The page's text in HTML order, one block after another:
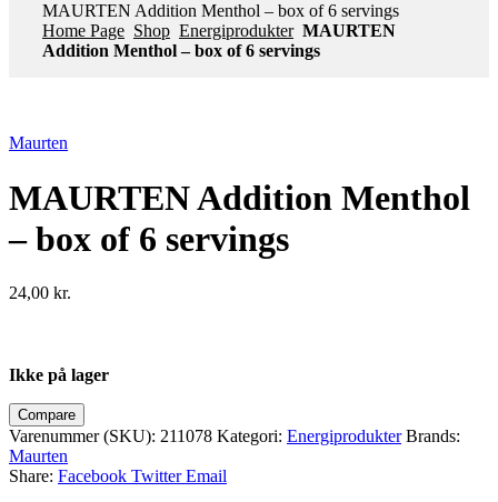
MAURTEN Addition Menthol – box of 6 servings
Home Page Shop Energiprodukter MAURTEN
Addition Menthol – box of 6 servings
Maurten
MAURTEN Addition Menthol
– box of 6 servings
24,00 kr.
Ikke på lager
Compare
Varenummer (SKU): 211078 Kategori: Energiprodukter Brands:
Maurten
Share: Facebook Twitter Email